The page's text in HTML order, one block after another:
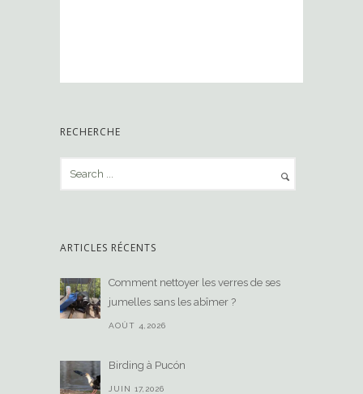
RECHERCHE
ARTICLES RÉCENTS
Comment nettoyer les verres de ses
jumelles sans les abîmer ?
AOÛT 4,2026
Birding à Pucón
JUIN 17,2026